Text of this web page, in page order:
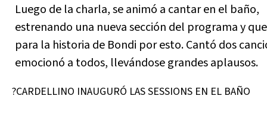
Luego de la charla, se animó a cantar en el baño,
estrenando una nueva sección del programa y
para la historia de Bondi por esto. Cantó dos
emocionó a todos, llevándose grandes aplausos.
?CARDELLINO INAUGURÓ LAS SESSIONS EN EL BAÑO